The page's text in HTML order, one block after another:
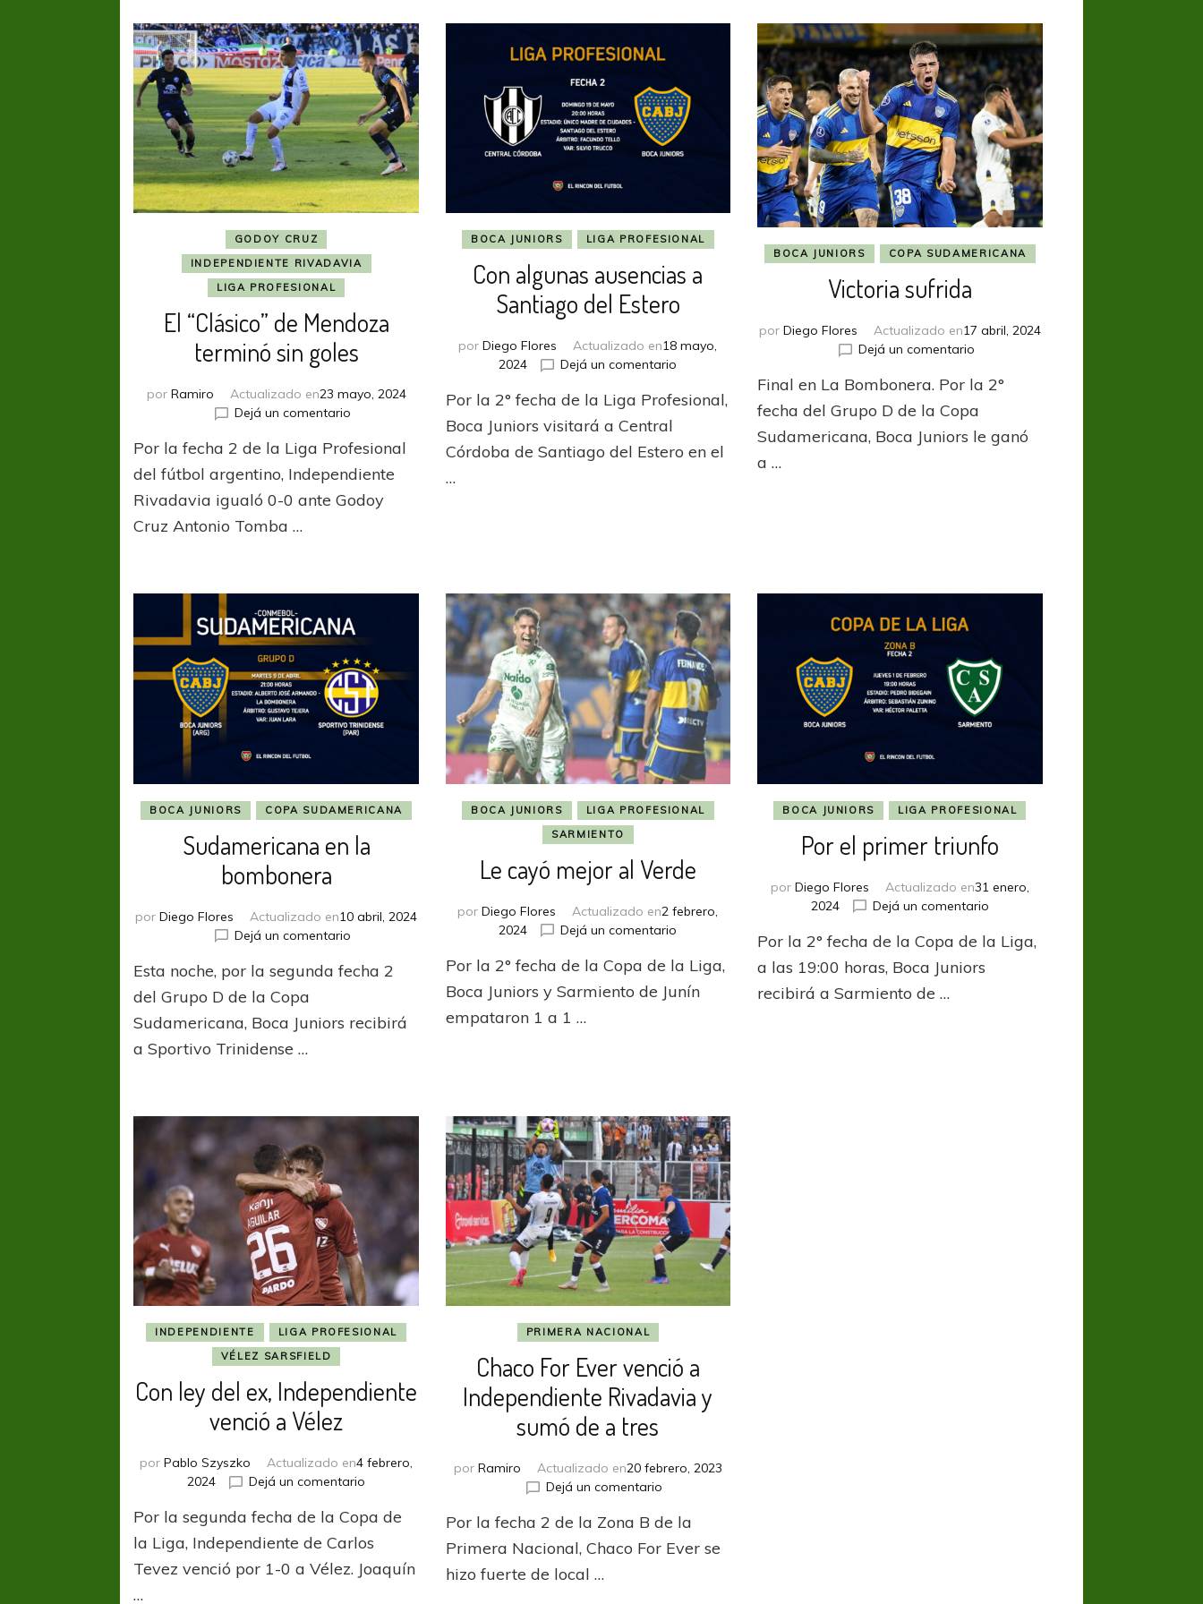
GODOY CRUZ
INDEPENDIENTE RIVADAVIA
LIGA PROFESIONAL
El “Clásico” de Mendoza
terminó sin goles
por Ramiro Actualizado en23 mayo, 2024
Dejá un comentario
“Clásico”
de
terminó
Por la fecha 2 de la Liga Profesional
del fútbol argentino, Independiente
Rivadavia igualó 0-0 ante Godoy
Cruz Antonio Tomba …
BOCA JUNIORS LIGA PROFESIONAL
Con algunas ausencias a
Santiago del Estero
porDiego Flores Actualizado en18 mayo,
2024
Dejá un comentario
algunas
Santiago
Por la 2° fecha de la Liga Profesional,
Boca Juniors visitará a Central
Córdoba de Santiago del Estero en el
…
BOCA JUNIORS COPA SUDAMERICANA
Victoria sufrida
por Diego Flores Actualizado en17 abril, 2024
Dejá un comentarioen
sufrida
Final en La Bombonera. Por la 2°
fecha del Grupo D de la Copa
Sudamericana, Boca Juniors le ganó
a …
BOCA JUNIORS COPA SUDAMERICANA
Sudamericana en la
bombonera
porDiego Flores Actualizado en10 abril, 2024
Dejá un comentario
en
Esta noche, por la segunda fecha 2
del Grupo D de la Copa
Sudamericana, Boca Juniors recibirá
a Sportivo Trinidense …
BOCA JUNIORS
LIGA PROFESIONAL
SARMIENTO
Le cayó mejor al Verde
porDiego Flores Actualizado en2 febrero,
2024
Dejá un comentario
cayó
mejor
Por la 2° fecha de la Copa de la Liga,
Boca Juniors y Sarmiento de Junín
empataron 1 a 1 …
BOCA JUNIORS LIGA PROFESIONAL
Por el primer triunfo
por Diego Flores Actualizado en31 enero,
2024
Dejá un comentarioen
el
Por la 2° fecha de la Copa de la Liga,
a las 19:00 horas, Boca Juniors
recibirá a Sarmiento de …
INDEPENDIENTE
LIGA PROFESIONAL
VÉLEZ SARSFIELD
Con ley del ex, Independiente
venció a Vélez
porPablo Szyszko Actualizado en4 febrero,
2024
Dejá un comentario
ley
del
Independiente
Por la segunda fecha de la Copa de
la Liga, Independiente de Carlos
Tevez venció por 1-0 a Vélez. Joaquín
…
PRIMERA NACIONAL
Chaco For Ever venció a
Independiente Rivadavia y
sumó de a tres
por Ramiro Actualizado en20 febrero, 2023
Dejá un comentario
For
Ever
Por la fecha 2 de la Zona B de la
Primera Nacional, Chaco For Ever se
hizo fuerte de local …